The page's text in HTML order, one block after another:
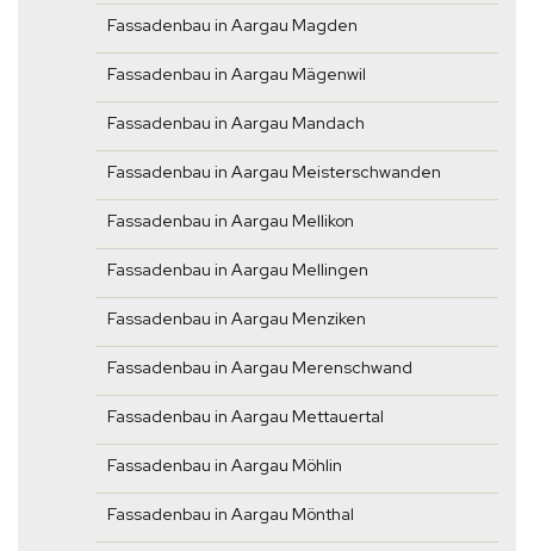
Fassadenbau in Aargau Magden
Fassadenbau in Aargau Mägenwil
Fassadenbau in Aargau Mandach
Fassadenbau in Aargau Meisterschwanden
Fassadenbau in Aargau Mellikon
Fassadenbau in Aargau Mellingen
Fassadenbau in Aargau Menziken
Fassadenbau in Aargau Merenschwand
Fassadenbau in Aargau Mettauertal
Fassadenbau in Aargau Möhlin
Fassadenbau in Aargau Mönthal